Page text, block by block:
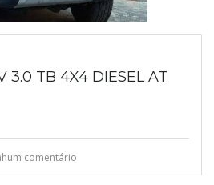
3.0 TB 4X4 DIESEL AT
comentário